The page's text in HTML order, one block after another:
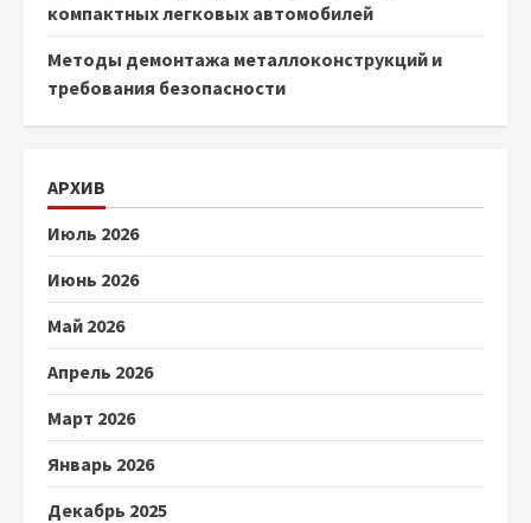
компактных легковых автомобилей
Методы демонтажа металлоконструкций и
требования безопасности
АРХИВ
Июль 2026
Июнь 2026
Май 2026
Апрель 2026
Март 2026
Январь 2026
Декабрь 2025